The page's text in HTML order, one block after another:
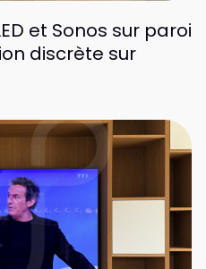
et Sonos sur paroi
discrète sur